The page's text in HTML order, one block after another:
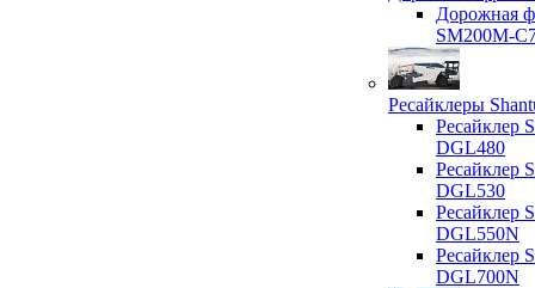
Дорожная
SM200M-
Ресайклеры
Ресайклер
DGL480
Ресайклер
DGL530
Ресайклер
DGL550N
Ресайклер
DGL700N